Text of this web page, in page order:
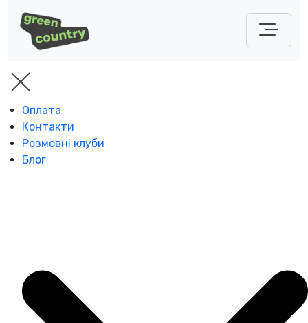
Оплата
Контакти
Розмовні клуби
Блог